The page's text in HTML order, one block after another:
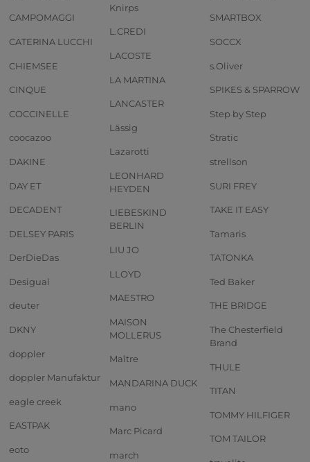
CAMPOMAGGI
CATERINA LUCCHI
CHIEMSEE
CINQUE
COCCINELLE
coocazoo
DAKINE
DAY ET
DECADENT
DELSEY PARIS
DerDieDas
Desigual
deuter
DKNY
doppler
doppler Manufaktur
eagle creek
EASTPAK
eoto
Knirps
L.CREDI
LACOSTE
LA MARTINA
LANCASTER
Lässig
Lazarotti
LEONHARD
HEYDEN
LIEBESKIND
BERLIN
LIU JO
LLOYD
MAESTRO
MAISON
MOLLERUS
Maître
MANDARINA DUCK
mano
Marc Picard
march
SMARTBOX
SOCCX
s.Oliver
SPIKES & SPARROW
Step by Step
Stratic
strellson
SURI FREY
TAKE IT EASY
Tamaris
TATONKA
Ted Baker
THE BRIDGE
The Chesterfield
Brand
THULE
TITAN
TOMMY HILFIGER
TOM TAILOR